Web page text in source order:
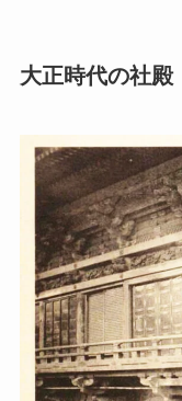
大正時代の社殿